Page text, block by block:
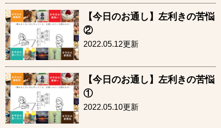
【今日のお通し】左利きの苦悩
②
2022.05.12更新
【今日のお通し】左利きの苦悩
①
2022.05.10更新